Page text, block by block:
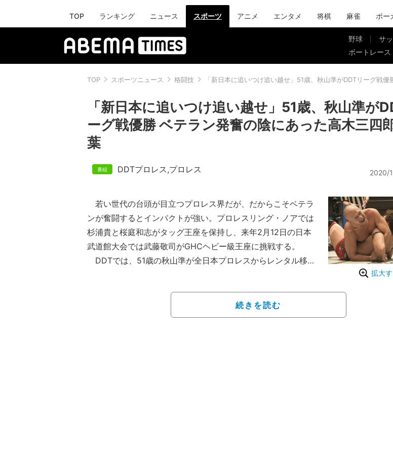
TOP ランキング ニュース スポーツ アニメ エンタメ 将棋 麻雀 ポー
野球 サ
ボートレース
TOP スポーツニュース 格闘技 「新日本に追いつけ追い越せ」51歳、秋山準がDDTリーグ戦
「新日本に追いつけ追い越せ」51歳、秋山準が
ーグ戦優勝 ベテラン発奮の陰にあった高木三四
葉
DDTプロレス,プロレス 2020/
拡大
若い世代の台頭が目立つプロレス界だが、だからこそベテラ
ンが奮闘するとインパクトが強い。プロレスリング・ノアでは
杉浦貴と桜庭和志がタッグ王座を保持し、来年2月12日の日本
武道館大会では武藤敬司がGHCヘビー級王座に挑戦する。
DDTでは、51歳の秋山準が全日本プロレスからレンタル移
リ」にも参戦。2敗を喫したものの決勝戦に進出し、12.27後楽
園大会で竹下幸之介に勝って優勝を果たした。選手としてのネ
続きを読む